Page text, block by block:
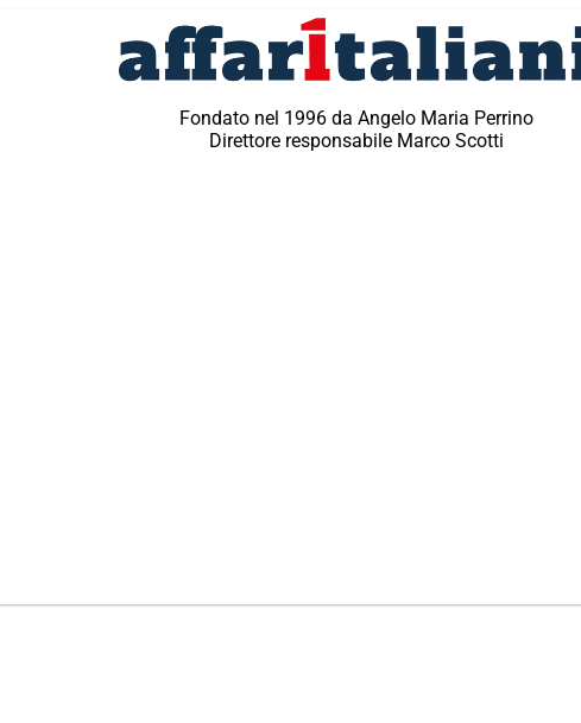
Fondato nel 1996 da Angelo Maria Perrino
Direttore responsabile Marco Scotti